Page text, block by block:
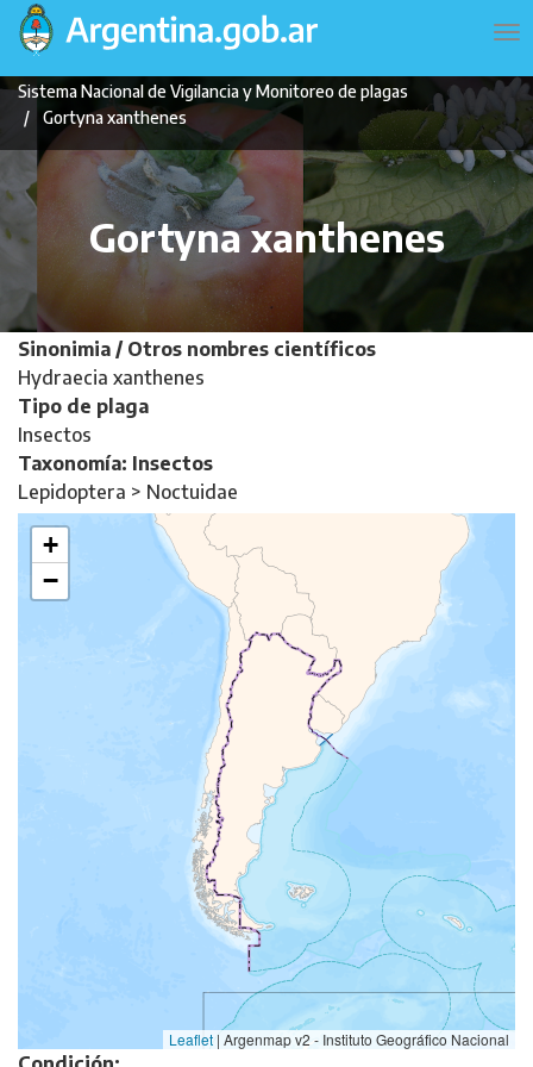
Pasar
contenido
principal
Navegación
principal
Sistema Nacional de Vigilancia y Monitoreo de plagas
Gortyna xanthenes
Gortyna xanthenes
Sinonimia / Otros nombres científicos
Hydraecia xanthenes
Tipo de plaga
Insectos
Taxonomía: Insectos
Lepidoptera > Noctuidae
+
−
Leaflet | Argenmap v2 - Instituto Geográfico Nacional